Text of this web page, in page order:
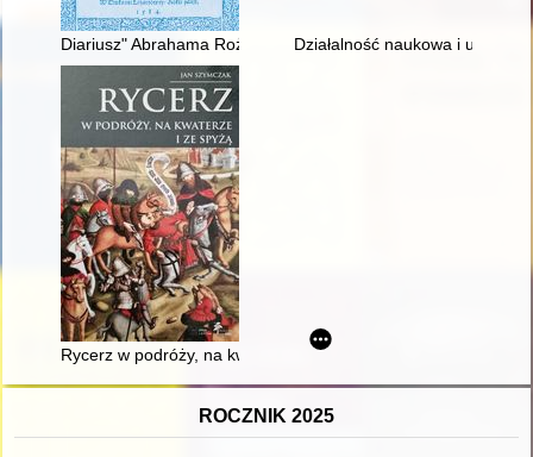
Diariusz" Abrahama Rożniatowskiego w świetle nowych badań
Działalność naukowa i
Rycerz w podróży, na kwaterze i ze spyżą
ROCZNIK 2025